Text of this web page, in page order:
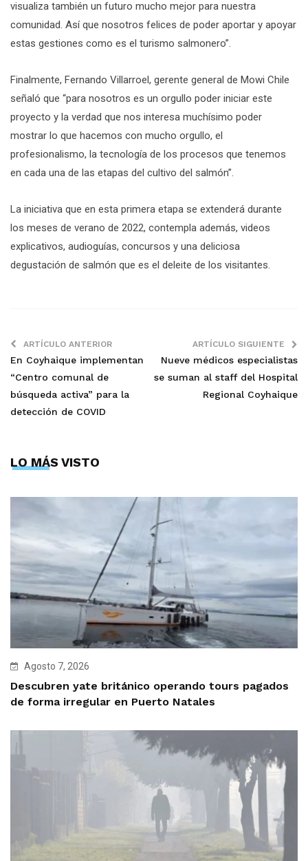
visualiza también un futuro mucho mejor para nuestra
comunidad. Así que nosotros felices de poder aportar y apoyar
estas gestiones como es el turismo salmonero”.
Finalmente, Fernando Villarroel, gerente general de Mowi Chile
señaló que “para nosotros es un orgullo poder iniciar este
proyecto y la verdad que nos interesa muchísimo poder
mostrar lo que hacemos con mucho orgullo, el
profesionalismo, la tecnología de los procesos que tenemos
en cada una de las etapas del cultivo del salmón”.
La iniciativa que en esta primera etapa se extenderá durante
los meses de verano de 2022, contempla además, videos
explicativos, audioguías, concursos y una deliciosa
degustación de salmón que es el deleite de los visitantes.
ARTÍCULO ANTERIOR
En Coyhaique implementan
“Centro comunal de
búsqueda activa” para la
detección de COVID
ARTÍCULO SIGUIENTE
Nueve médicos especialistas
se suman al staff del Hospital
Regional Coyhaique
LO MÁS VISTO
Agosto 7, 2026
Descubren yate británico operando tours pagados
de forma irregular en Puerto Natales